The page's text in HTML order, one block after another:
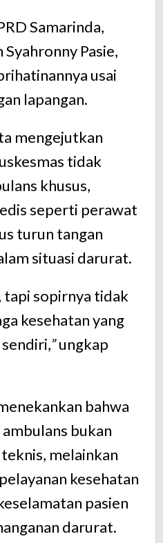
Samarinda,
Pasie,
usai
lapangan.
mengejutkan
tidak
khusus,
seperti perawat
turun tangan
situasi darurat.
tapi sopirnya tidak
kesehatan yang
”ungkap
bahwa
bukan
melainkan
kesehatan
pasien
darurat.